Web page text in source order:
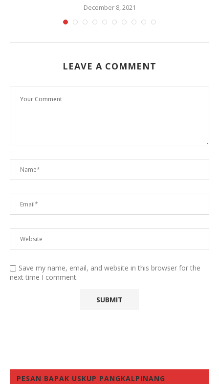
December 8, 2021
LEAVE A COMMENT
Save my name, email, and website in this browser for the
next time I comment.
PESAN BAPAK USKUP PANGKALPINANG